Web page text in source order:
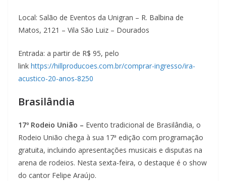
Local: Salão de Eventos da Unigran – R. Balbina de
Matos, 2121 – Vila São Luiz – Dourados
Entrada: a partir de R$ 95, pelo
link https://hillproducoes.com.br/comprar-ingresso/ira-
acustico-20-anos-8250
Brasilândia
17º Rodeio União – Evento tradicional de Brasilândia, o
Rodeio União chega à sua 17ª edição com programação
gratuita, incluindo apresentações musicais e disputas na
arena de rodeios. Nesta sexta-feira, o destaque é o show
do cantor Felipe Araújo.